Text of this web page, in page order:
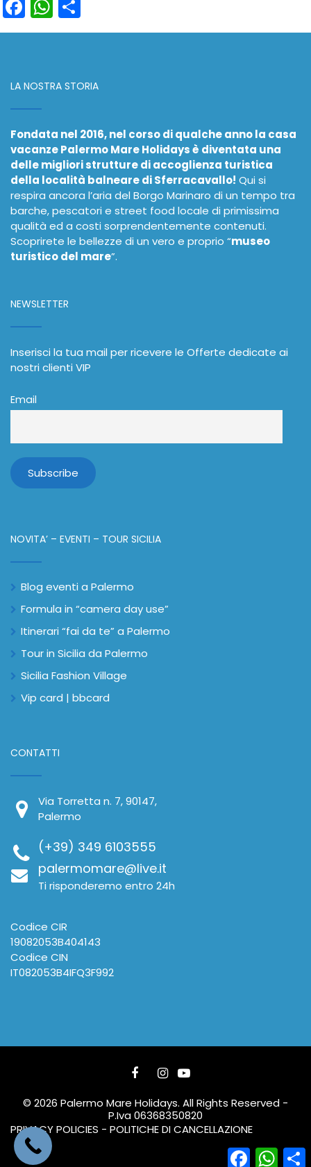
Facebook
WhatsApp
LA NOSTRA STORIA
Fondata nel 2016, nel corso di qualche anno la casa
vacanze Palermo Mare Holidays è diventata una
delle migliori strutture di accoglienza turistica
della località balneare di Sferracavallo! Qui si
respira ancora l’aria del Borgo Marinaro di un tempo tra
barche, pescatori e street food locale di primissima
qualità ed a costi sorprendentemente contenuti.
Scoprirete le bellezze di un vero e proprio “museo
turistico del mare”.
NEWSLETTER
Inserisci la tua mail per ricevere le Offerte dedicate ai
nostri clienti VIP
Email
NOVITA’ – EVENTI – TOUR SICILIA
Blog eventi a Palermo
Formula in “camera day use”
Itinerari “fai da te” a Palermo
Tour in Sicilia da Palermo
Sicilia Fashion Village
Vip card | bbcard
CONTATTI
Via Torretta n. 7, 90147,
Palermo
(+39) 349 6103555
palermomare@live.it
Ti risponderemo entro 24h
Codice CIR
19082053B404143
Codice CIN
IT082053B4IFQ3F992
© 2026 Palermo Mare Holidays. All Rights Reserved -
P.Iva 06368350820
PRIVACY POLICIES - POLITICHE DI CANCELLAZIONE
Facebook